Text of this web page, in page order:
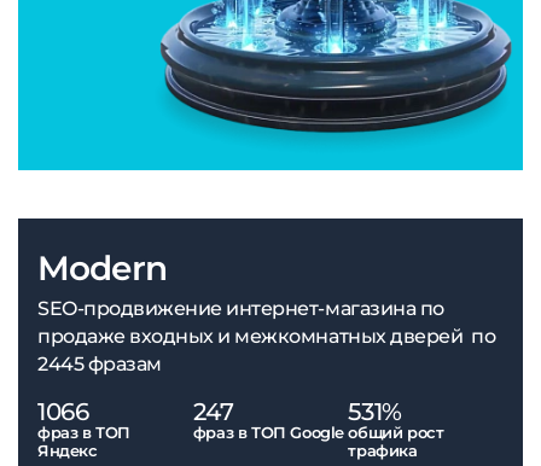
Modern
SEO-продвижение интернет-магазина по
продаже входных и межкомнатных дверей по
2445 фразам
1066
фраз в ТОП
Яндекс
247
фраз в ТОП Google
531%
общий рост
трафика